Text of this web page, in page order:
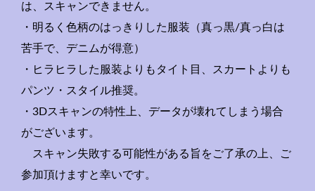
は、 スキャンできません。
・明るく色柄のはっきりした服装（真っ黒/真っ白は
苦手で、 デニムが得意）
・ヒラヒラした服装よりもタイト目、スカートよりも
パンツ・ スタイル推奨。
・3Dスキャンの特性上、 データが壊れてしまう場合
がございます。
スキャン失敗する可能性がある旨をご了承の上、
ご
参加頂けますと幸いです。